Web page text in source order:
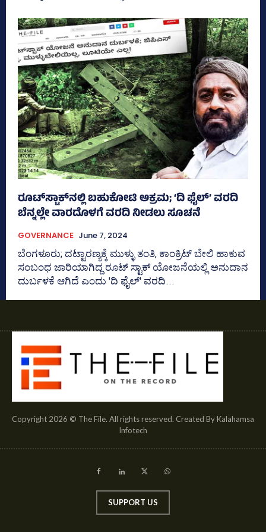
ರೂಟ್‌ಸ್ಟಾಕ್‌ನಲ್ಲಿ ಬಹುಕೋಟಿ ಅಕ್ರಮ; ‘ದಿ ಫೈಲ್‌’ ವರದಿ
ಬೆನ್ನಲ್ಲೇ ವಾರದೊಳಗೆ ವರದಿ ನೀಡಲು ಸೂಚನೆ
GOVERNANCE June 7, 2024
ಬೆಂಗಳೂರು; ದಟ್ಟಾರಣ್ಯಕ್ಕೆ ಮುಳ್ಳು ತಂತಿ, ಕಾಂಕ್ರಿಟ್‌ ಬೇಲಿ ಹಾಕುವ
ಸಂಬಂಧ ಜಾರಿಯಾಗಿದ್ದ ರೂಟ್‌ ಸ್ಟಾಕ್‌ ಯೋಜನೆಯಲ್ಲಿ ಅನುದಾನ
ದುರ್ಬಳಕೆ ಆಗಿದೆ ಎಂದು 'ದಿ ಫೈಲ್‌' ವರದಿ...
Copyright 2026 © The File. All rights reserved. Created By Kalahamsa
Infotech
SUPPORT US